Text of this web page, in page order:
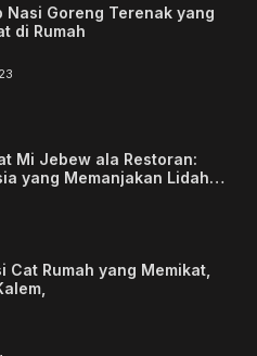
Nasi Goreng Terenak yang
di Rumah
Mi Jebew ala Restoran:
yang Memanjakan Lidah
Cat Rumah yang Memikat,